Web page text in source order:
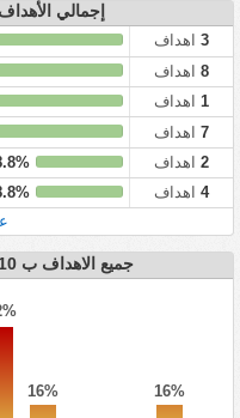
إجمالي
3 اهداف
8 اهداف
1 اهداف
7 اهداف
2 اهداف
4 اهداف
جميع الاهداف ب 10 دقائق
16% 16%